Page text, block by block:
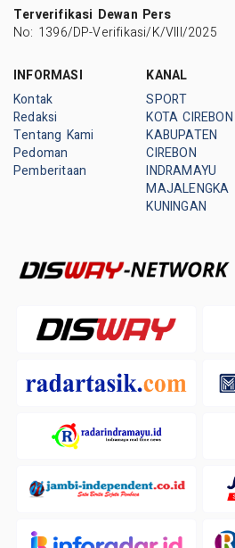
Terverifikasi Dewan Pers
No: 1396/DP-Verifikasi/K/VIII/2025
INFORMASI
Kontak
Redaksi
Tentang Kami
Pedoman
Pemberitaan
KANAL
SPORT
KOTA CIREBON
KABUPATEN
CIREBON
INDRAMAYU
MAJALENGKA
KUNINGAN